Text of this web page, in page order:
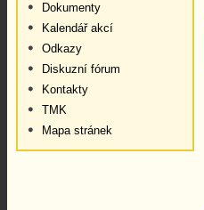
Dokumenty
Kalendář akcí
Odkazy
Diskuzní fórum
Kontakty
TMK
Mapa stránek